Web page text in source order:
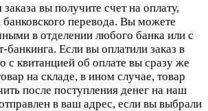
вы получите счет на оплату,
банковского перевода. Вы можете
в отделении любого банка или с
Если вы оплатили заказ в
с квитанцией об оплате вы сразу же
на складе, в ином случае, товар
после поступления денег на наш
в ваш адрес, если вы выбрали